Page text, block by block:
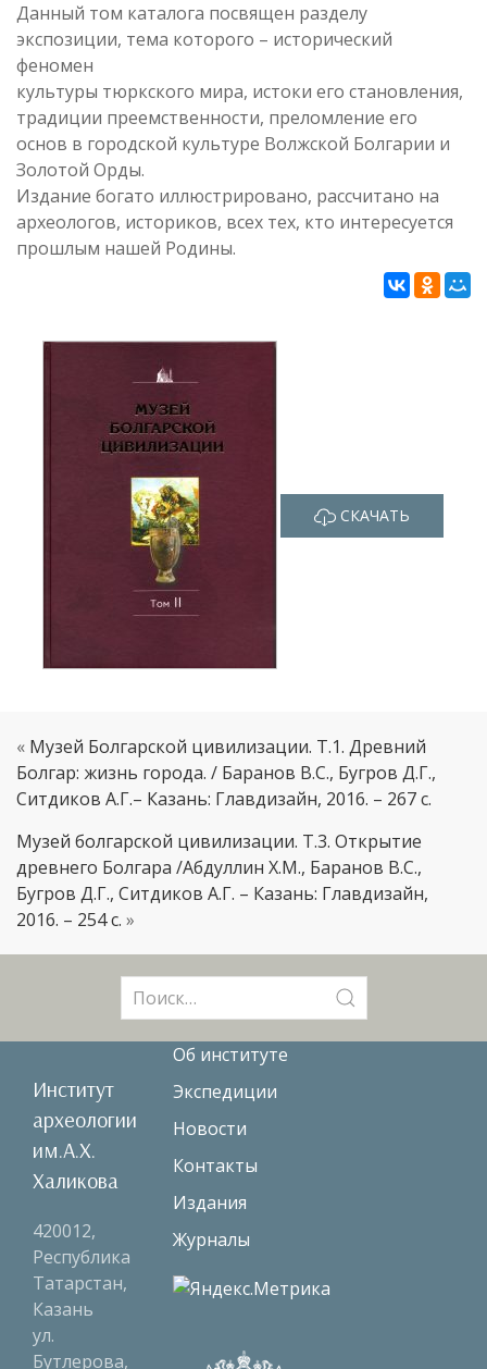
Данный том каталога посвящен разделу
экспозиции, тема которого – исторический
феномен
культуры тюркского мира, истоки его становления,
традиции преемственности, преломление его
основ в городской культуре Волжской Болгарии и
Золотой Орды.
Издание богато иллюстрировано, рассчитано на
археологов, историков, всех тех, кто интересуется
прошлым нашей Родины.
СКАЧАТЬ
« Музей Болгарской цивилизации. Т.1. Древний
Болгар: жизнь города. / Баранов В.С., Бугров Д.Г.,
Ситдиков А.Г.– Казань: Главдизайн, 2016. – 267 с.
Музей болгарской цивилизации. Т.3. Открытие
древнего Болгара /Абдуллин Х.М., Баранов В.С.,
Бугров Д.Г., Ситдиков А.Г. – Казань: Главдизайн,
2016. – 254 с. »
Институт
археологии
им.А.Х.
Халикова
420012,
Республика
Татарстан,
Казань
ул.
Бутлерова,
Об институте
Экспедиции
Новости
Контакты
Издания
Журналы